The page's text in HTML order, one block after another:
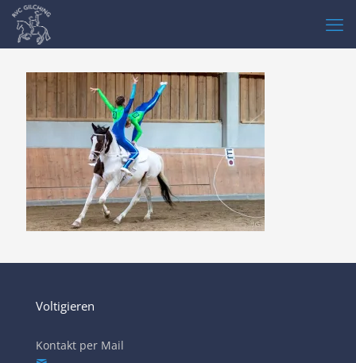
Voltigieren
Kontakt per Mail